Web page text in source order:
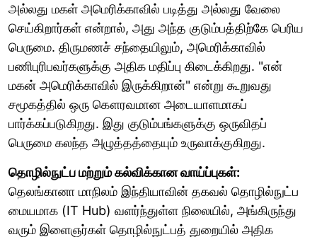
அல்லது மகள் அமெரிக்காவில் படித்து அல்லது வேலை
செய்கிறார்கள் என்றால், அது அந்த குடும்பத்திற்கே பெரிய
பெருமை. திருமணச் சந்தையிலும், அமெரிக்காவில்
பணிபுரிபவர்களுக்கு அதிக மதிப்பு கிடைக்கிறது. "என்
மகன் அமெரிக்காவில் இருக்கிறான்" என்று கூறுவது
சமூகத்தில் ஒரு கௌரவமான அடையாளமாகப்
பார்க்கப்படுகிறது. இது குடும்பங்களுக்கு ஒருவிதப்
பெருமை கலந்த அழுத்தத்தையும் உருவாக்குகிறது.
தொழில்நுட்ப மற்றும் கல்விக்கான வாய்ப்புகள்:
தெலங்கானா மாநிலம் இந்தியாவின் தகவல் தொழில்நுட்ப
மையமாக (IT Hub) வளர்ந்துள்ள நிலையில், அங்கிருந்து
வரும் இளைஞர்கள் தொழில்நுட்பத் துறையில் அதிக